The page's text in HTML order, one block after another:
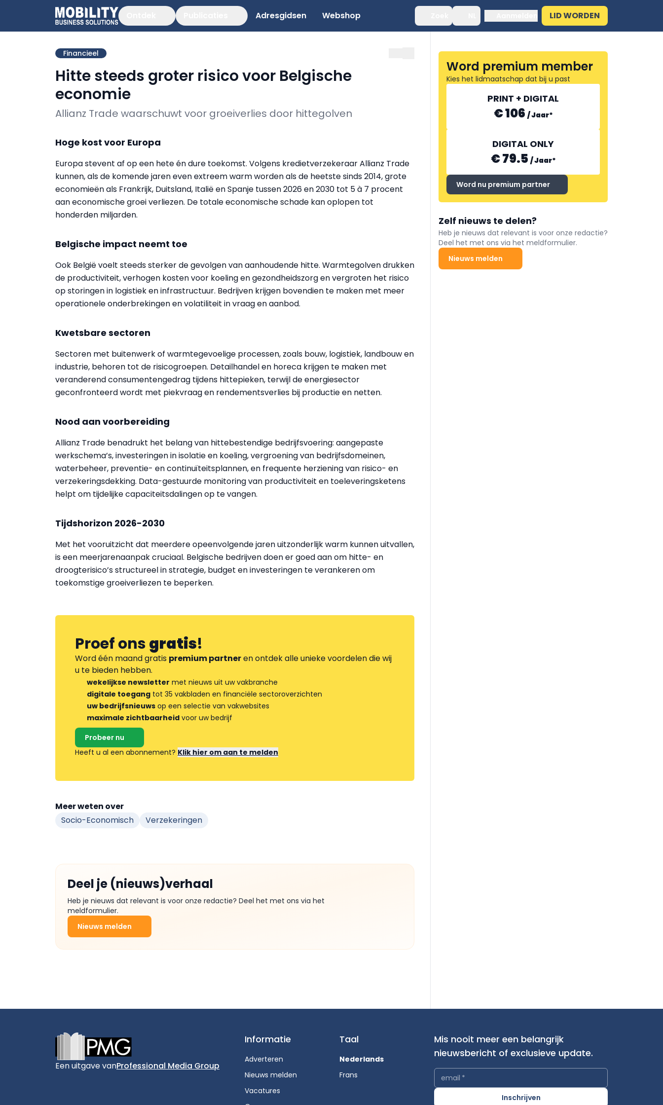
Adresgidsen Webshop LID WORDEN
Financieel
Hitte steeds groter risico voor Belgische
economie
Allianz Trade waarschuwt voor groeiverlies door hittegolven
Hoge kost voor Europa
Europa stevent af op een hete én dure toekomst. Volgens kredietverzekeraar Allianz Trade
kunnen, als de komende jaren even extreem warm worden als de heetste sinds 2014, grote
economieën als Frankrijk, Duitsland, Italië en Spanje tussen 2026 en 2030 tot 5 à 7 procent
aan economische groei verliezen. De totale economische schade kan oplopen tot
honderden miljarden.
Belgische impact neemt toe
Ook België voelt steeds sterker de gevolgen van aanhoudende hitte. Warmtegolven drukken
de productiviteit, verhogen kosten voor koeling en gezondheidszorg en vergroten het risico
op storingen in logistiek en infrastructuur. Bedrijven krijgen bovendien te maken met meer
operationele onderbrekingen en volatiliteit in vraag en aanbod.
Kwetsbare sectoren
Sectoren met buitenwerk of warmtegevoelige processen, zoals bouw, logistiek, landbouw en
industrie, behoren tot de risicogroepen. Detailhandel en horeca krijgen te maken met
veranderend consumentengedrag tijdens hittepieken, terwijl de energiesector
geconfronteerd wordt met piekvraag en rendementsverlies bij productie en netten.
Nood aan voorbereiding
Allianz Trade benadrukt het belang van hittebestendige bedrijfsvoering: aangepaste
werkschema’s, investeringen in isolatie en koeling, vergroening van bedrijfsdomeinen,
waterbeheer, preventie- en continuïteitsplannen, en frequente herziening van risico- en
verzekeringsdekking. Data-gestuurde monitoring van productiviteit en toeleveringsketens
helpt om tijdelijke capaciteitsdalingen op te vangen.
Tijdshorizon 2026-2030
Met het vooruitzicht dat meerdere opeenvolgende jaren uitzonderlijk warm kunnen uitvallen,
is een meerjarenaanpak cruciaal. Belgische bedrijven doen er goed aan om hitte- en
droogterisico’s structureel in strategie, budget en investeringen te verankeren om
toekomstige groeiverliezen te beperken.
Proef onsgratis!
Word één maand gratis premium partneren ontdek alle unieke voordelen die wij
u te bieden hebben.
wekelijkse newsletter met nieuws uit uw vakbranche
digitale toegang tot 35 vakbladen en financiële sectoroverzichten
uw bedrijfsnieuws op een selectie van vakwebsites
maximale zichtbaarheid voor uw bedrijf
Probeer nu
Heeft u al een abonnement? Klik hier om aan te melden
Meer weten over
Socio-Economisch
Verzekeringen
Deel je (nieuws)verhaal
Heb je nieuws dat relevant is voor onze redactie? Deel het met ons via het
meldformulier.
Nieuws melden
Word premium member
Kies het lidmaatschap dat bij u past
PRINT + DIGITAL
€ 106 /Jaar*
DIGITAL ONLY
€ 79.5 /Jaar*
Word nu premium partner
Zelf nieuws te delen?
Heb je nieuws dat relevant is voor onze redactie?
Deel het met ons via het meldformulier.
Nieuws melden
Een uitgave vanProfessional Media Group
Informatie
Adverteren
Nieuws melden
Vacatures
Taal
Nederlands
Frans
Mis nooit meer een belangrijk
nieuwsbericht of exclusieve update.
email *
Inschrijven